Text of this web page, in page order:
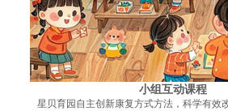
小组互动课程
星贝育园自主创新康复方式方法，科学有效